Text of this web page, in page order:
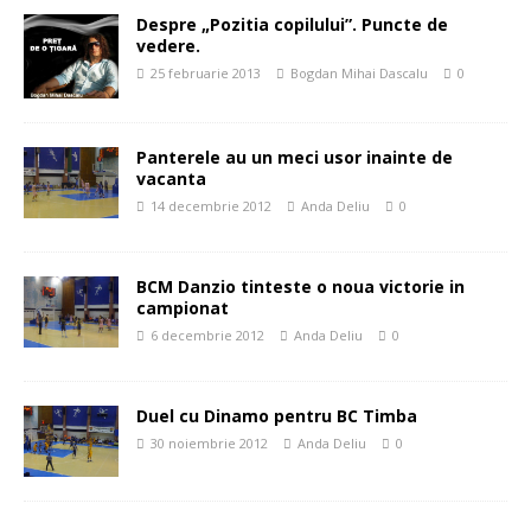
Despre „Pozitia copilului”. Puncte de
vedere.
25 februarie 2013 Bogdan Mihai Dascalu 0
Panterele au un meci usor inainte de
vacanta
14 decembrie 2012 Anda Deliu 0
BCM Danzio tinteste o noua victorie in
campionat
6 decembrie 2012 Anda Deliu 0
Duel cu Dinamo pentru BC Timba
30 noiembrie 2012 Anda Deliu 0